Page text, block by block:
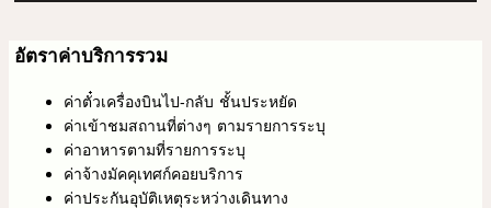
อัตราค่าบริการรวม
ค่าตั๋วเครื่องบินไป-กลับ ชั้นประหยัด
ค่าเข้าชมสถานที่ต่างๆ ตามรายการระบุ
ค่าอาหารตามที่รายการระบุ
ค่าจ้างมัคคุเทศก์คอยบริการ
ค่าประกันอุบัติเหตุระหว่างเดินทาง